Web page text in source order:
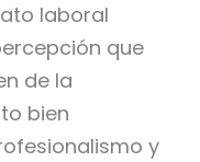
laboral
que
de la
bien
y